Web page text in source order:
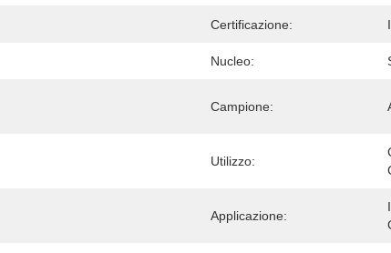
Certificazione:
Nucleo:
Campione:
Utilizzo:
Applicazione: